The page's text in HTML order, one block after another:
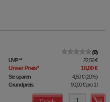
0
UVP** 22,50 €
Unser Preis* 18,00 €
Sie sparen 4,50 €(20%)
Grundpreis
90,00 €pro 1 l